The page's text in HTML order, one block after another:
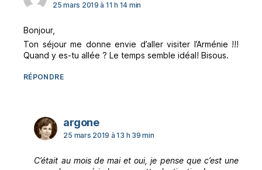
25 mars 2019 à 11 h 14 min
Bonjour,
Ton séjour me donne envie d’aller visiter l’Arménie !!!
Quand y es-tu allée ? Le temps semble idéal! Bisous.
RÉPONDRE
argonedit :
25 mars 2019 à 13 h 39 min
C’était au mois de mai et oui, je pense que c’est une